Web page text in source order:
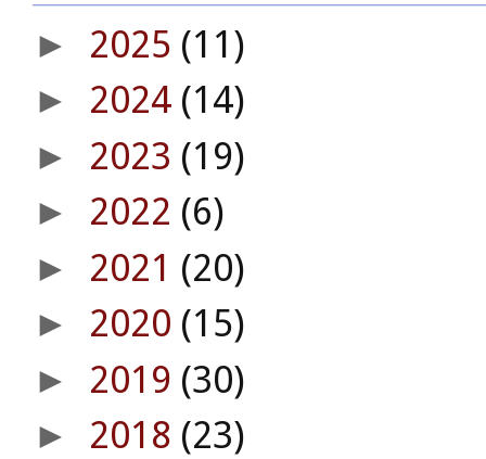
► 2025 (11)
► 2024 (14)
► 2023 (19)
► 2022 (6)
► 2021 (20)
► 2020 (15)
► 2019 (30)
► 2018 (23)